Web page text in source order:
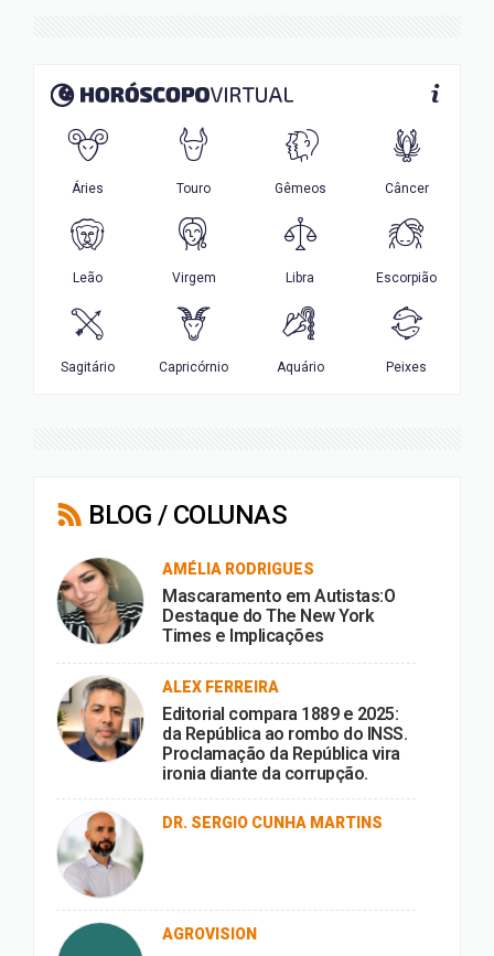
BLOG / COLUNAS
AMÉLIA RODRIGUES
Mascaramento em Autistas:O
Destaque do The New York
Times e Implicações
ALEX FERREIRA
Editorial compara 1889 e 2025:
da República ao rombo do INSS.
Proclamação da República vira
ironia diante da corrupção.
DR. SERGIO CUNHA MARTINS
AGROVISION